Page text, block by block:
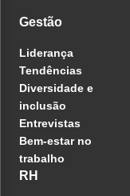
Gestão
Liderança
Tendências
Diversidade e
inclusão
Entrevistas
Bem-estar no
trabalho
RH